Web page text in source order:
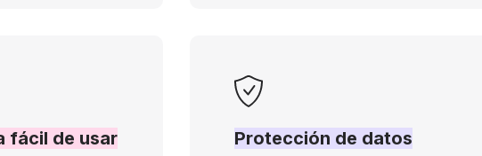
fácil de usar Protección de datos